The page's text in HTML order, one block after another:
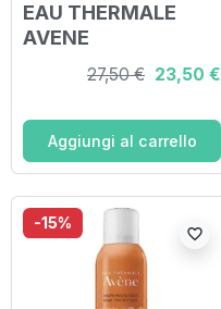
EAU THERMALE
AVENE
RISTRUTTURANTE
DOPOSOLE NUOVA
27,50 € 23,50 €
Aggiungi al carrello
-15%
favorite_border